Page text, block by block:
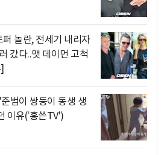
놀란, 전세기 내리자
갔다..맷 데이먼 고척
범이 쌍둥이 동생 생
이유('홍쓴TV')